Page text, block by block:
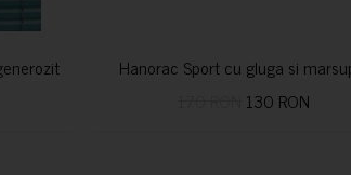
vindecăHanorac Sport cu gluga si
130 RON